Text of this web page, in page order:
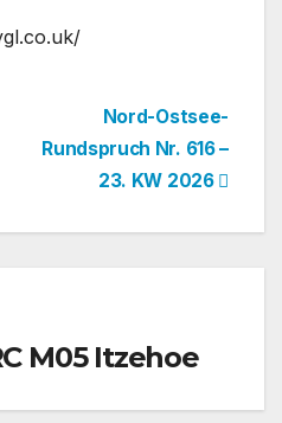
Nord-Ostsee-
Rundspruch Nr. 616 –
23. KW 2026
M05 Itzehoe